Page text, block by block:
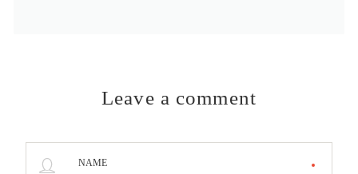
Leave a comment
NAME